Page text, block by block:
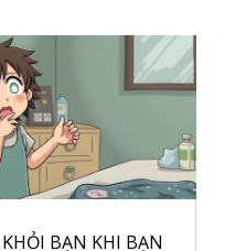
BẠN KHI BẠN